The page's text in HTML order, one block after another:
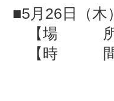
■5月26日
【場 所】
【時 間】